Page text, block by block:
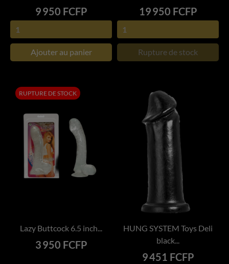
Prix
9 950 FCFP
Ajouter au panier
Prix
19 950 FCFP
Rupture de stock
Lazy Buttcock 6.5 inch...
Prix
3 950 FCFP
RUPTURE DE STOCK
HUNG SYSTEM Toys Deli
black...
Prix
9 451 FCFP